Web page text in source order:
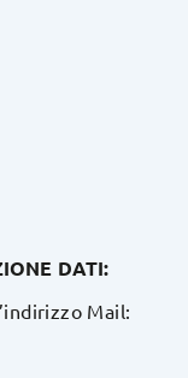
DATI:
Mail: